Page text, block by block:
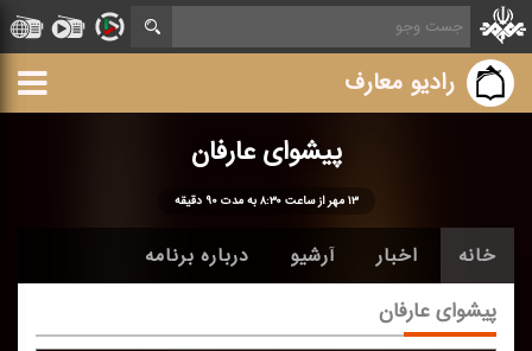
رادیو معارف
پیشوای عارفان
۱۳ مهر از ساعت ۸:۳۰ به مدت ۹۰ دقیقه
خانه اخبار آرشیو درباره برنامه
پیشوای عارفان